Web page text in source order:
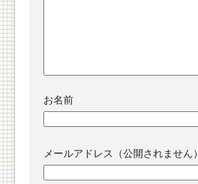
お名前
メールアドレス（公開されません）